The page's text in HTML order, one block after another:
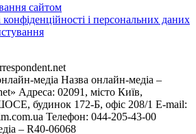
сайтом
і персональних даних
медіа Назва онлайн-медіа –
Адреса: 02091, місто Київ,
будинок 172-Б, офіс 208/1 E-mail:
Телефон: 044-205-43-00
– R40-06068